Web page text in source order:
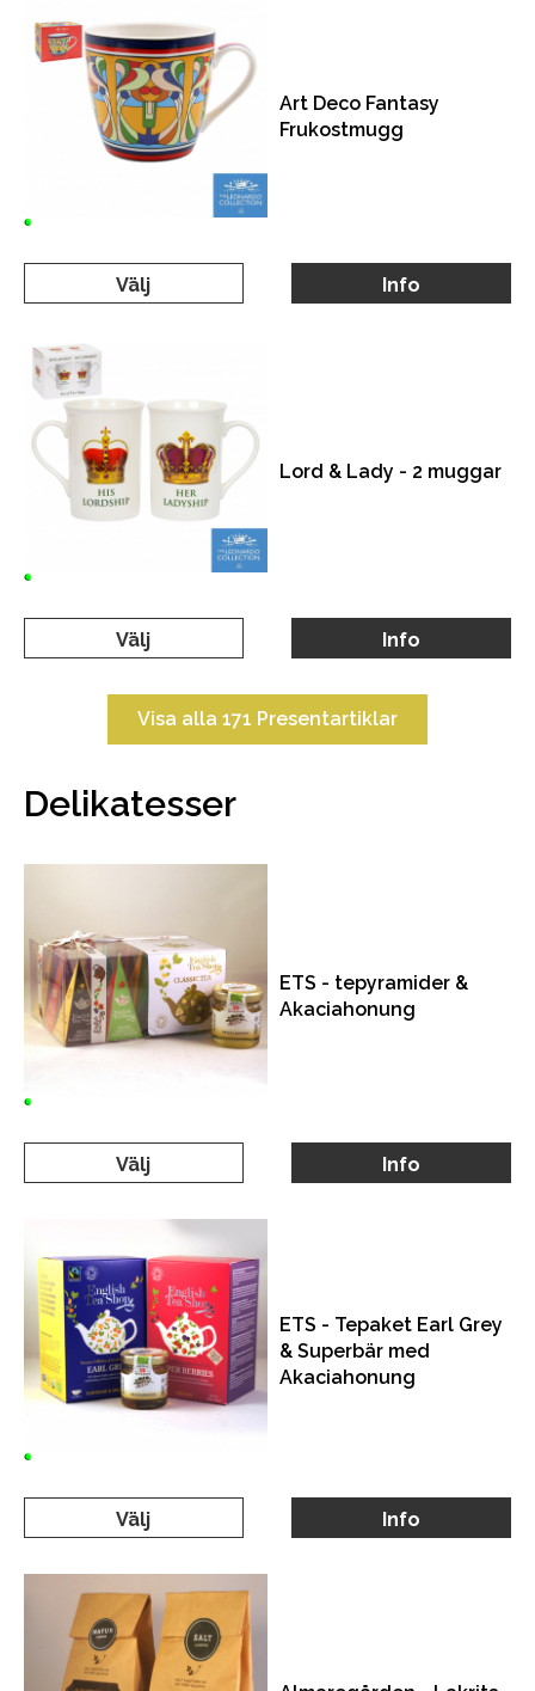
Art Deco Fantasy
Frukostmugg
Välj Info
Lord & Lady - 2 muggar
Välj Info
Visa alla 171 Presentartiklar
Delikatesser
ETS - tepyramider &
Akaciahonung
Välj Info
ETS - Tepaket Earl Grey
& Superbär med
Akaciahonung
Välj Info